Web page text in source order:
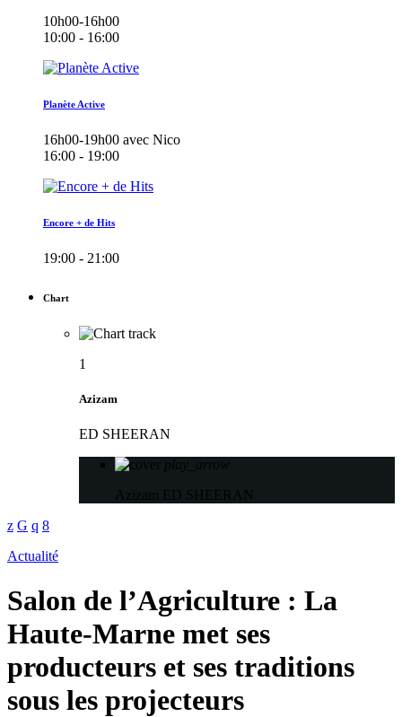
10h00-16h00
10:00 - 16:00
Planète Active
16h00-19h00 avec Nico
16:00 - 19:00
Encore + de Hits
19:00 - 21:00
Chart
1
Azizam
ED SHEERAN
play_arrow
Azizam
ED SHEERAN
Actualité
Salon de l’Agriculture : La
Haute-Marne met ses
producteurs et ses traditions
sous les projecteurs